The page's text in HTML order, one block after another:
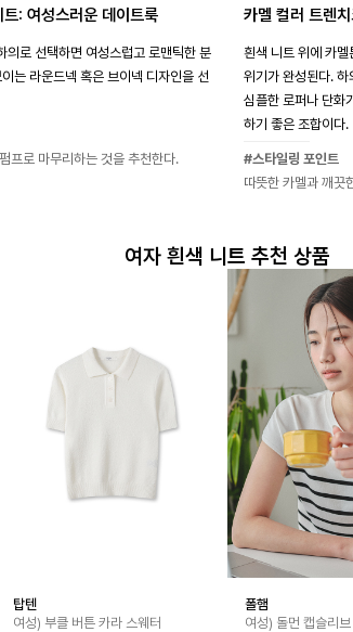
: 여성스러운 데이트룩
의로 선택하면 여성스럽고 로맨틱한 분
는 라운드넥 혹은 브이넥 디자인을 선
프로 마무리하는 것을 추천한다.
카멜 컬러 트렌
흰색 니트 위에 카
위기가 완성된다.
심플한 로퍼나 단화
하기 좋은 조합이다.
#스타일링 포인트
따뜻한 카멜과 깨끗
여자 흰색 니트 추천 상품
탑텐
여성) 부클 버튼 카라 스웨터
폴햄
여성) 돌먼 캡슬리